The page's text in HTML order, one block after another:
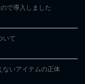
で導入しました
いて
ないアイテムの正体